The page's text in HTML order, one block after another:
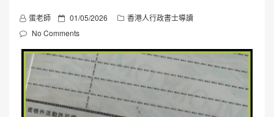
蛋老師
P
o
s
t
e
d
o
01/05/2026
香港人行政書士導讀
No Comments